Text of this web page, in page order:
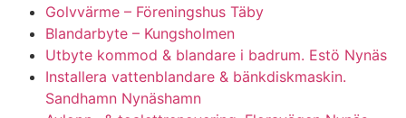
Golvvärme – Föreningshus Täby
Blandarbyte – Kungsholmen
Utbyte kommod & blandare i badrum. Estö Nynäs
Installera vattenblandare & bänkdiskmaskin.
Sandhamn Nynäshamn